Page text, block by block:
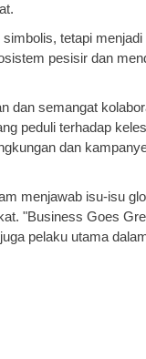
tetapi
pesisir dan
dan semangat
peduli terhadap
dan
menjawab isu-isu
"Business Goes
pelaku utama